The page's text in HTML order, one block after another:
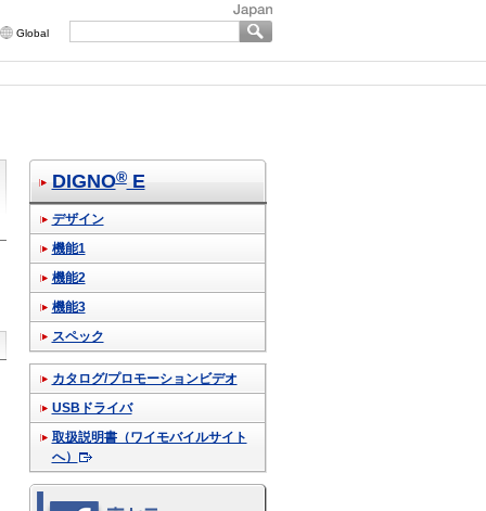
Global
DIGNO®E
デザイン
機能1
機能2
機能3
スペック
カタログ/プロモーションビデオ
USBドライバ
取扱説明書（ワイモバイルサイト
へ）